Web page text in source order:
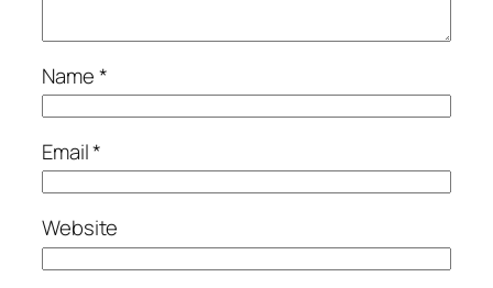
Name*
Email*
Website